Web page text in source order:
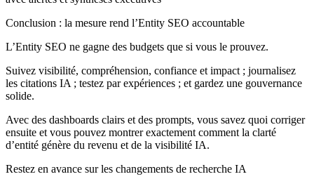
Conclusion : la mesure rend l’Entity SEO accountable
L’Entity SEO ne gagne des budgets que si vous le prouvez.
Suivez visibilité, compréhension, confiance et impact ; journalisez
les citations IA ; testez par expériences ; et gardez une gouvernance
solide.
Avec des dashboards clairs et des prompts, vous savez quoi corriger
ensuite et vous pouvez montrer exactement comment la clarté
d’entité génère du revenu et de la visibilité IA.
Restez en avance sur les changements de recherche IA